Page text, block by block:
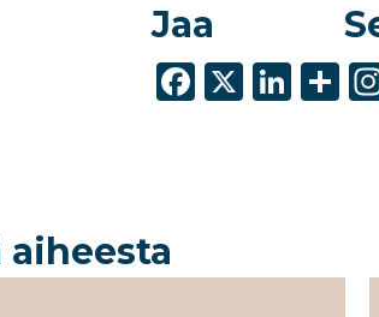
Jaa
F
o
X Li
n
S
aiheesta